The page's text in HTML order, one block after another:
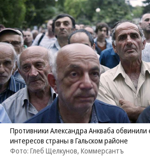
Противники Александра Анкваба обвинили
интересов страны в Гальском районе
Фото: Глеб Щелкунов, Коммерсантъ